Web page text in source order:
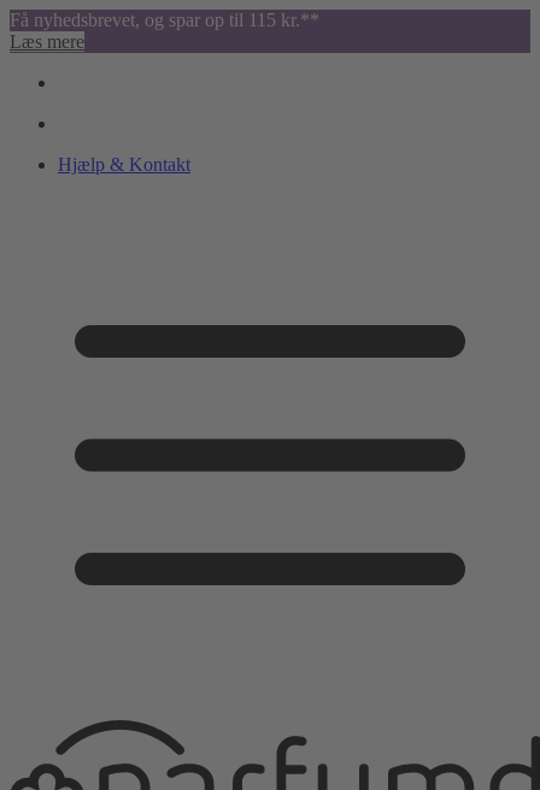
Få nyhedsbrevet, og spar op til 115 kr.**
Læs mere
Hjælp & Kontakt